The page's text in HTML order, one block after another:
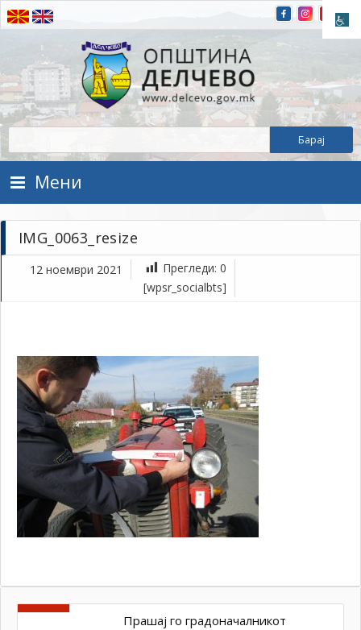
Прескокнете на содржината
Општина Делчево
Општина Делчево
Мени
IMG_0063_resize
12 ноември 2021 Прегледи: 0
[wpsr_socialbts]
Прашај го градоначалникот